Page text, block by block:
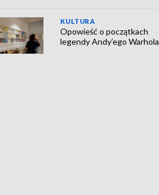
KULTURA
Opowieść o początkach
legendy Andy’ego Warhola